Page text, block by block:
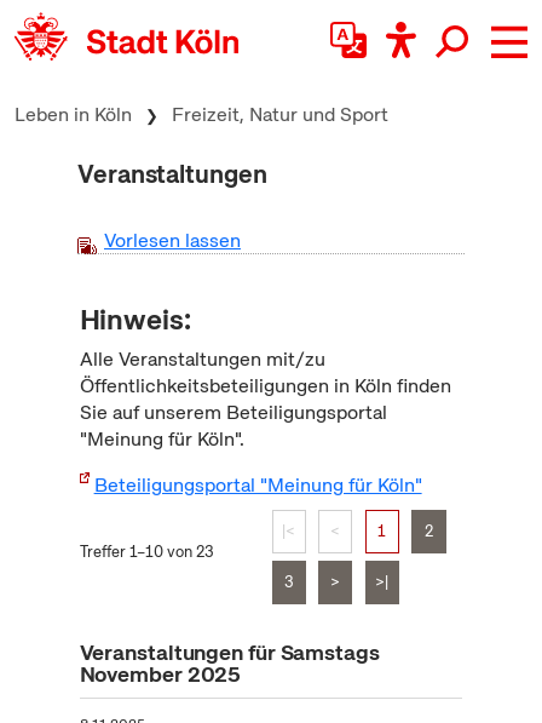
zum Inhalt springen
Leben in Köln Freizeit, Natur und Sport
Veranstaltungen
Vorlesen lassen
Hinweis:
Alle Veranstaltungen mit/zu
Öffentlichkeitsbeteiligungen in Köln finden
Sie auf unserem Beteiligungsportal
"Meinung für Köln".
Beteiligungsportal "Meinung für Köln"
Treffer 1–10 von 23
|< < 1 2
3 > >|
Veranstaltungen für Samstags
November 2025